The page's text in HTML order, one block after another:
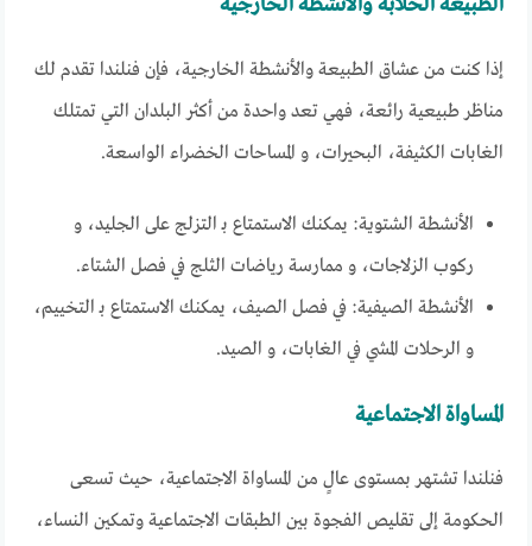
إذا كنت من عشاق الطبيعة والأنشطة الخارجية، فإن فنلندا تقدم لك
مناظر طبيعية رائعة، فهي تعد واحدة من أكثر البلدان التي تمتلك
الغابات الكثيفة، البحيرات، و المساحات الخضراء الواسعة.
الأنشطة الشتوية: يمكنك الاستمتاع بـ التزلج على الجليد، و
ركوب الزلاجات، و ممارسة رياضات الثلج في فصل الشتاء.
الأنشطة الصيفية: في فصل الصيف، يمكنك الاستمتاع بـ التخييم،
و الرحلات المشي في الغابات، و الصيد.
المساواة الاجتماعية
فنلندا تشتهر بمستوى عالٍ من المساواة الاجتماعية، حيث تسعى
الحكومة إلى تقليص الفجوة بين الطبقات الاجتماعية وتمكين النساء،